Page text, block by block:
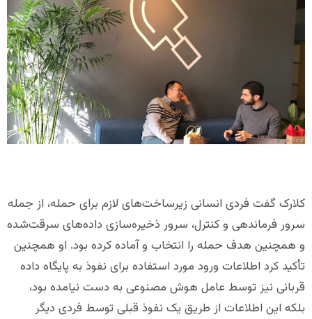
کلارک گفت فردی انسانی زیرساخت‌های لازم برای حمله، از جمله
سرور فرماندهی و کنترل، سرور ذخیره‌سازی داده‌های سرقت‌شده
و همچنین هدف حمله را انتخاب و آماده کرده بود. او همچنین
تأکید کرد اطلاعات ورود مورد استفاده برای نفوذ به پایگاه داده
قربانی نیز توسط عامل هوش مصنوعی به دست نیامده بود،
بلکه این اطلاعات از طریق یک نفوذ قبلی توسط فردی دیگر